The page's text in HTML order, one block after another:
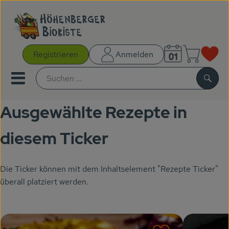
Registrieren Anmelden
Mobiles Menu öffnen oder
Gutscheine
Kochboxen
AKTIONEN
BIOKISTEN
Ausgewählte Rezepte in
diesem Ticker
Die Ticker können mit dem Inhaltselement "Rezepte Ticker"
überall platziert werden.